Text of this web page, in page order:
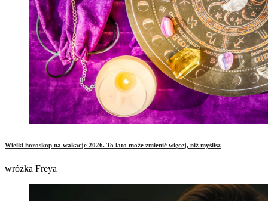
Wielki horoskop na wakacje 2026. To lato może zmienić więcej, niż myślisz
wróżka Freya